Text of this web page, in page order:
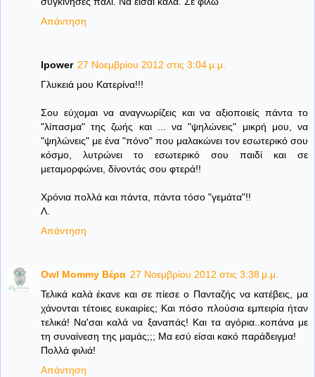
Απάντηση
lpower 27 Νοεμβρίου 2012 στις 3:04 μ.μ.
Γλυκειά μου Κατερίνα!!!
Σου εύχομαι να αναγνωρίζεις και να αξιοποιείς πάντα το
"λίπασμα" της ζωής και ... να "ψηλώνεις" μικρή μου, να
"ψηλώνεις" με ένα "πόνο" που μαλακώνει τον εσωτερικό σου
κόσμο, λυτρώνει το εσωτερικό σου παιδί και σε
μεταμορφώνει, δίνοντάς σου φτερά!!
Χρόνια πολλά και πάντα, πάντα τόσο "γεμάτα"!!
Λ.
Απάντηση
Owl Mommy Βέρα 27 Νοεμβρίου 2012 στις 3:38 μ.μ.
Τελικά καλά έκανε και σε πίεσε ο Πανταζής να κατέβεις, μα
χάνονται τέτοιες ευκαιρίες; Και πόσο πλούσια εμπειρία ήταν
τελικά! Να'σαι καλά να ξαναπάς! Και τα αγόρια..κοπάνα με
τη συναίνεση της μαμάς;;; Μα εσύ είσαι κακό παράδειγμα!
Πολλά φιλιά!
Απάντηση